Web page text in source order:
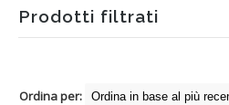
Prodotti filtrati
Ordina per: